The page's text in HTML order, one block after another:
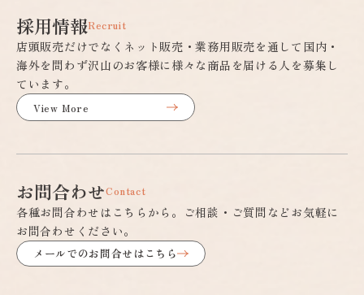
採用情報Recruit
店頭販売だけでなくネット販売・業務用販売を通して国内・
海外を問わず沢山のお客様に様々な商品を届ける人を募集し
ています。
View More
お問合わせContact
各種お問合わせはこちらから。ご相談・ご質問などお気軽に
お問合わせください。
メールでのお問合せはこちら